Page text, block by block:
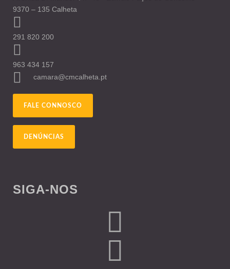
9370 – 135 Calheta
291 820 200
963 434 157
camara@cmcalheta.pt
FALE CONNOSCO
DENÚNCIAS
SIGA-NOS